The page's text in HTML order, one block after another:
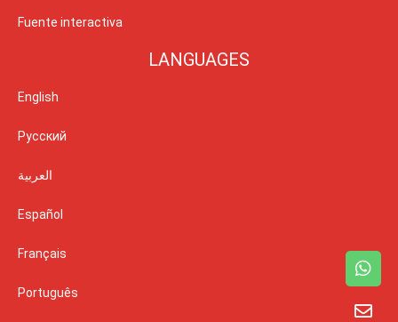
Fuente interactiva
LANGUAGES
English
Русский
العربية
Español
Français
Português